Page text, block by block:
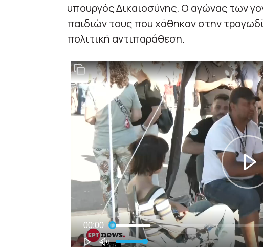
υπουργός Δικαιοσύνης. Ο αγώνας των
παιδιών τους που χάθηκαν στην
πολιτική αντιπαράθεση.